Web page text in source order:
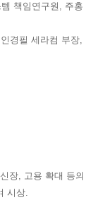
책임연구원, 주홍
경필 세라컴 부장,
장, 고용 확대 등의
시상.